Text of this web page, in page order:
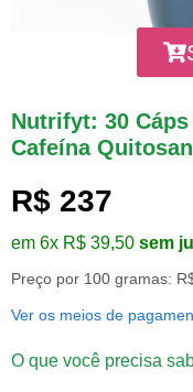
Nutrifyt: 30
Cafeína
R$ 237
em 6x R$ 39,50 sem
Preço por 100 gramas:
Ver os meios de
O que você precisa